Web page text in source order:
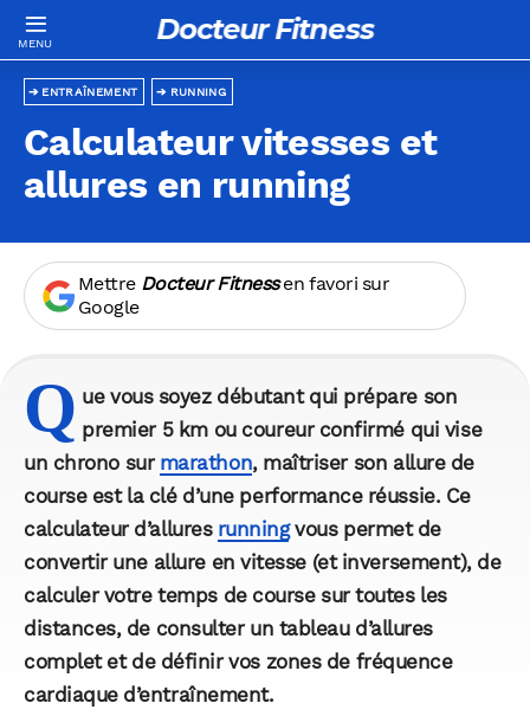
Docteur Fitness
RUNNING
ENTRAÎNEMENT
Calculateur vitesses et
allures en running
Mettre Docteur Fitnessen favori sur
Google
Q ue vous soyez débutant qui prépare son
premier 5 km ou coureur confirmé qui vise
un chrono sur marathon, maîtriser son allure de
course est la clé d’une performance réussie. Ce
calculateur d’allures runningvous permet de
convertir une allure en vitesse(et inversement), de
calculer votre temps de course sur toutes les
distances, de consulter un tableau d’allures
complet et de définir vos zones de fréquence
cardiaque d’entraînement.